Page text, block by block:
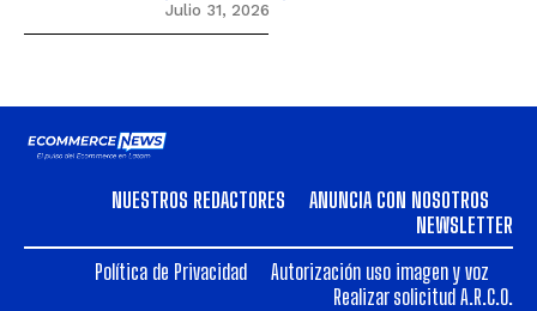
Julio 31, 2026
NUESTROS REDACTORES
ANUNCIA CON NOSOTROS
NEWSLETTER
Política de Privacidad
Autorización uso imagen y voz
Realizar solicitud A.R.C.O.